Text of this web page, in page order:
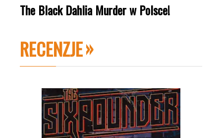
The Black Dahlia Murder w Polsce!
RECENZJE